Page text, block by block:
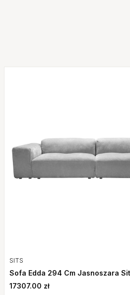
SITS
Sofa Edda 294 Cm Jasnoszara
17307.00 zł